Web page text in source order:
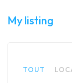
My listing
TOUT